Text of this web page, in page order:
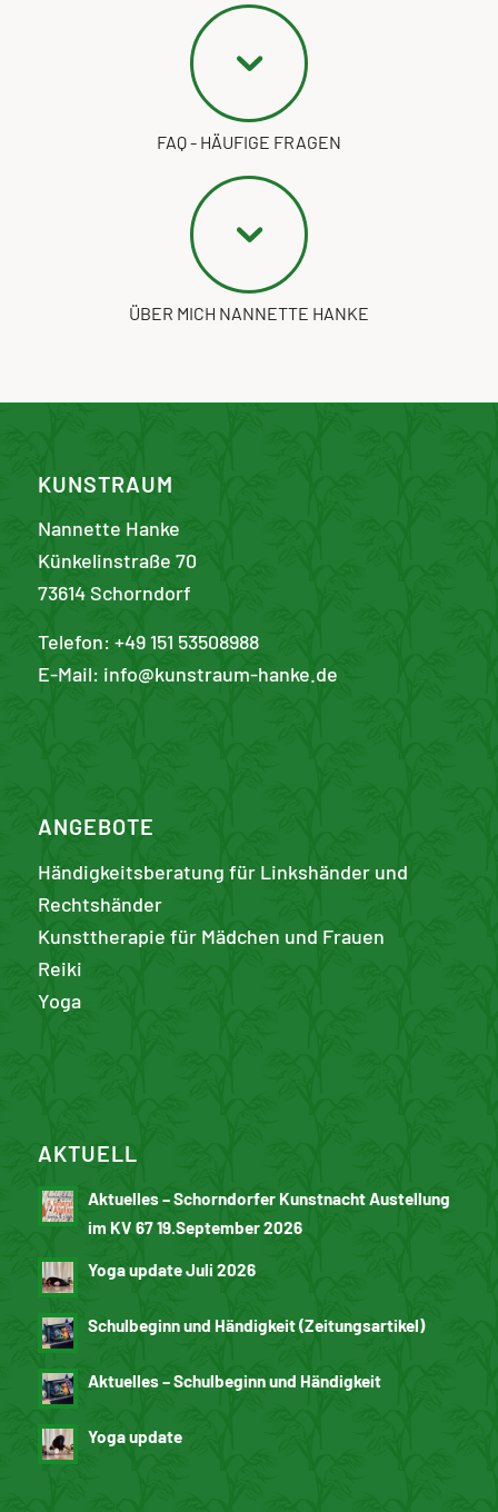
FAQ - HÄUFIGE FRAGEN
ÜBER MICH NANNETTE HANKE
KUNSTRAUM
Nannette Hanke
Künkelinstraße 70
73614 Schorndorf
Telefon: +49 151 53508988
E-Mail: info@kunstraum-hanke.de
ANGEBOTE
Händigkeitsberatung für Linkshänder und
Rechtshänder
Kunst­therapie für Mädchen und Frauen
Reiki
Yoga
AKTUELL
Aktuelles – Schorndorfer Kunstnacht Austellung
im KV 67 19.September 2026
Yoga update Juli 2026
Schulbeginn und Händigkeit (Zeitungsartikel)
Aktuelles – Schulbeginn und Händigkeit
Yoga update